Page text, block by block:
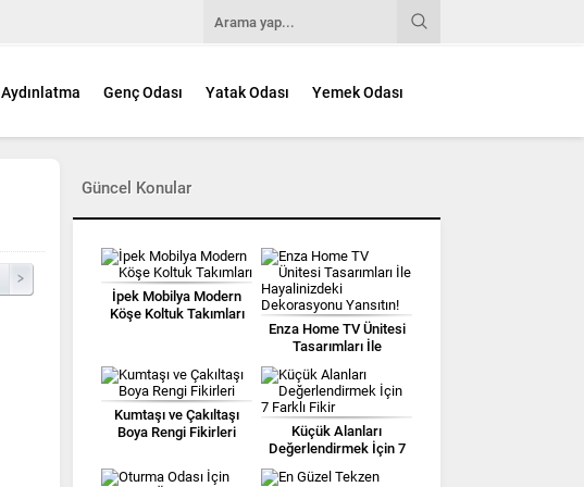
Aydınlatma Genç Odası Yatak Odası Yemek Odası
Güncel Konular
İpek Mobilya Modern
Köşe Koltuk Takımları
Enza Home TV Ünitesi
Tasarımları İle
Dekorasyonu Yansıtın!
Kumtaşı ve Çakıltaşı
Boya Rengi Fikirleri
Küçük Alanları
Değerlendirmek İçin 7